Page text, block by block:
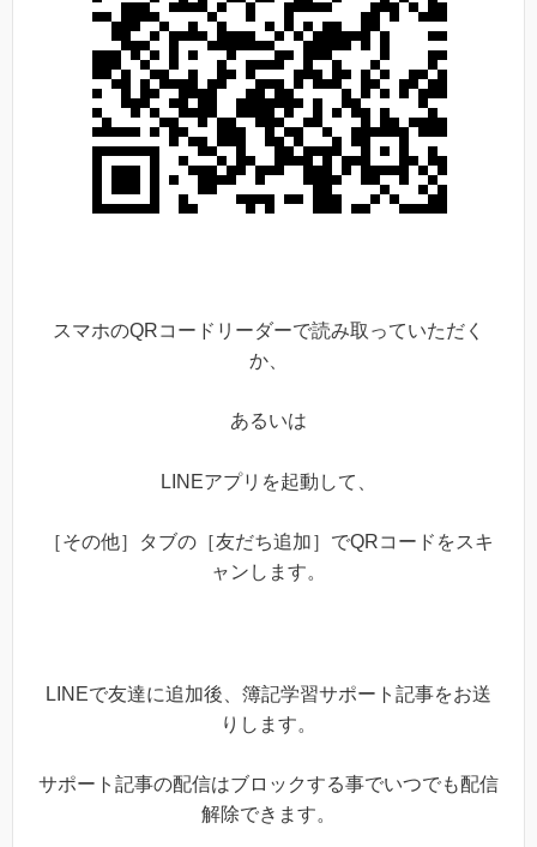
スマホのQRコードリーダーで読み取っていただく
か、
あるいは
LINEアプリを起動して、
［その他］タブの［友だち追加］でQRコードをスキ
ャンします。
LINEで友達に追加後、簿記学習サポート記事をお送
りします。
サポート記事の配信はブロックする事でいつでも配信
解除できます。